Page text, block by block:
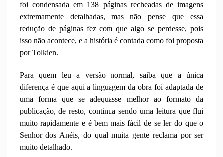
foi condensada em 138 páginas recheadas de imagens
extremamente detalhadas, mas não pense que essa
redução de páginas fez com que algo se perdesse, pois
isso não acontece, e a história é contada como foi proposta
por Tolkien.
Para quem leu a versão normal, saiba que a única
diferença é que aqui a linguagem da obra foi adaptada de
uma forma que se adequasse melhor ao formato da
publicação, de resto, continua sendo uma leitura que flui
muito rapidamente e é bem mais fácil de se ler do que o
Senhor dos Anéis, do qual muita gente reclama por ser
muito detalhado.